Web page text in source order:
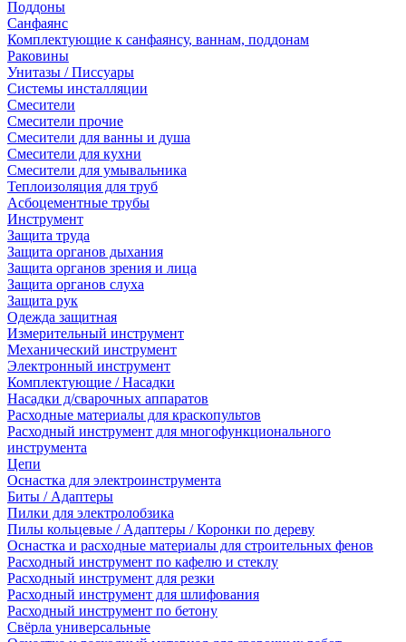
Поддоны
Санфаянс
Комплектующие к санфаянсу, ваннам, поддонам
Раковины
Унитазы / Писсуары
Системы инсталляции
Смесители
Смесители прочие
Смесители для ванны и душа
Смесители для кухни
Смесители для умывальника
Теплоизоляция для труб
Асбоцементные трубы
Инструмент
Защита труда
Защита органов дыхания
Защита органов зрения и лица
Защита органов слуха
Защита рук
Одежда защитная
Измерительный инструмент
Механический инструмент
Электронный инструмент
Комплектующие / Насадки
Насадки д/сварочных аппаратов
Расходные материалы для краскопультов
Расходный инструмент для многофункционального
инструмента
Цепи
Оснастка для электроинструмента
Биты / Адаптеры
Пилки для электролобзика
Пилы кольцевые / Адаптеры / Коронки по дереву
Оснастка и расходные материалы для строительных фенов
Расходный инструмент по кафелю и стеклу
Расходный инструмент для резки
Расходный инструмент для шлифования
Расходный инструмент по бетону
Свёрла универсальные